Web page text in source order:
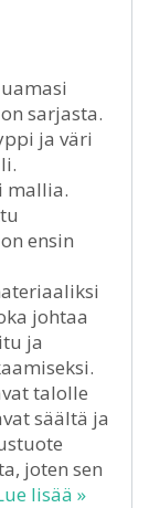
sarjasta.
ja väri
mallia.
ensin
johtaa
ja
talolle
säältä ja
joten sen
lisää »